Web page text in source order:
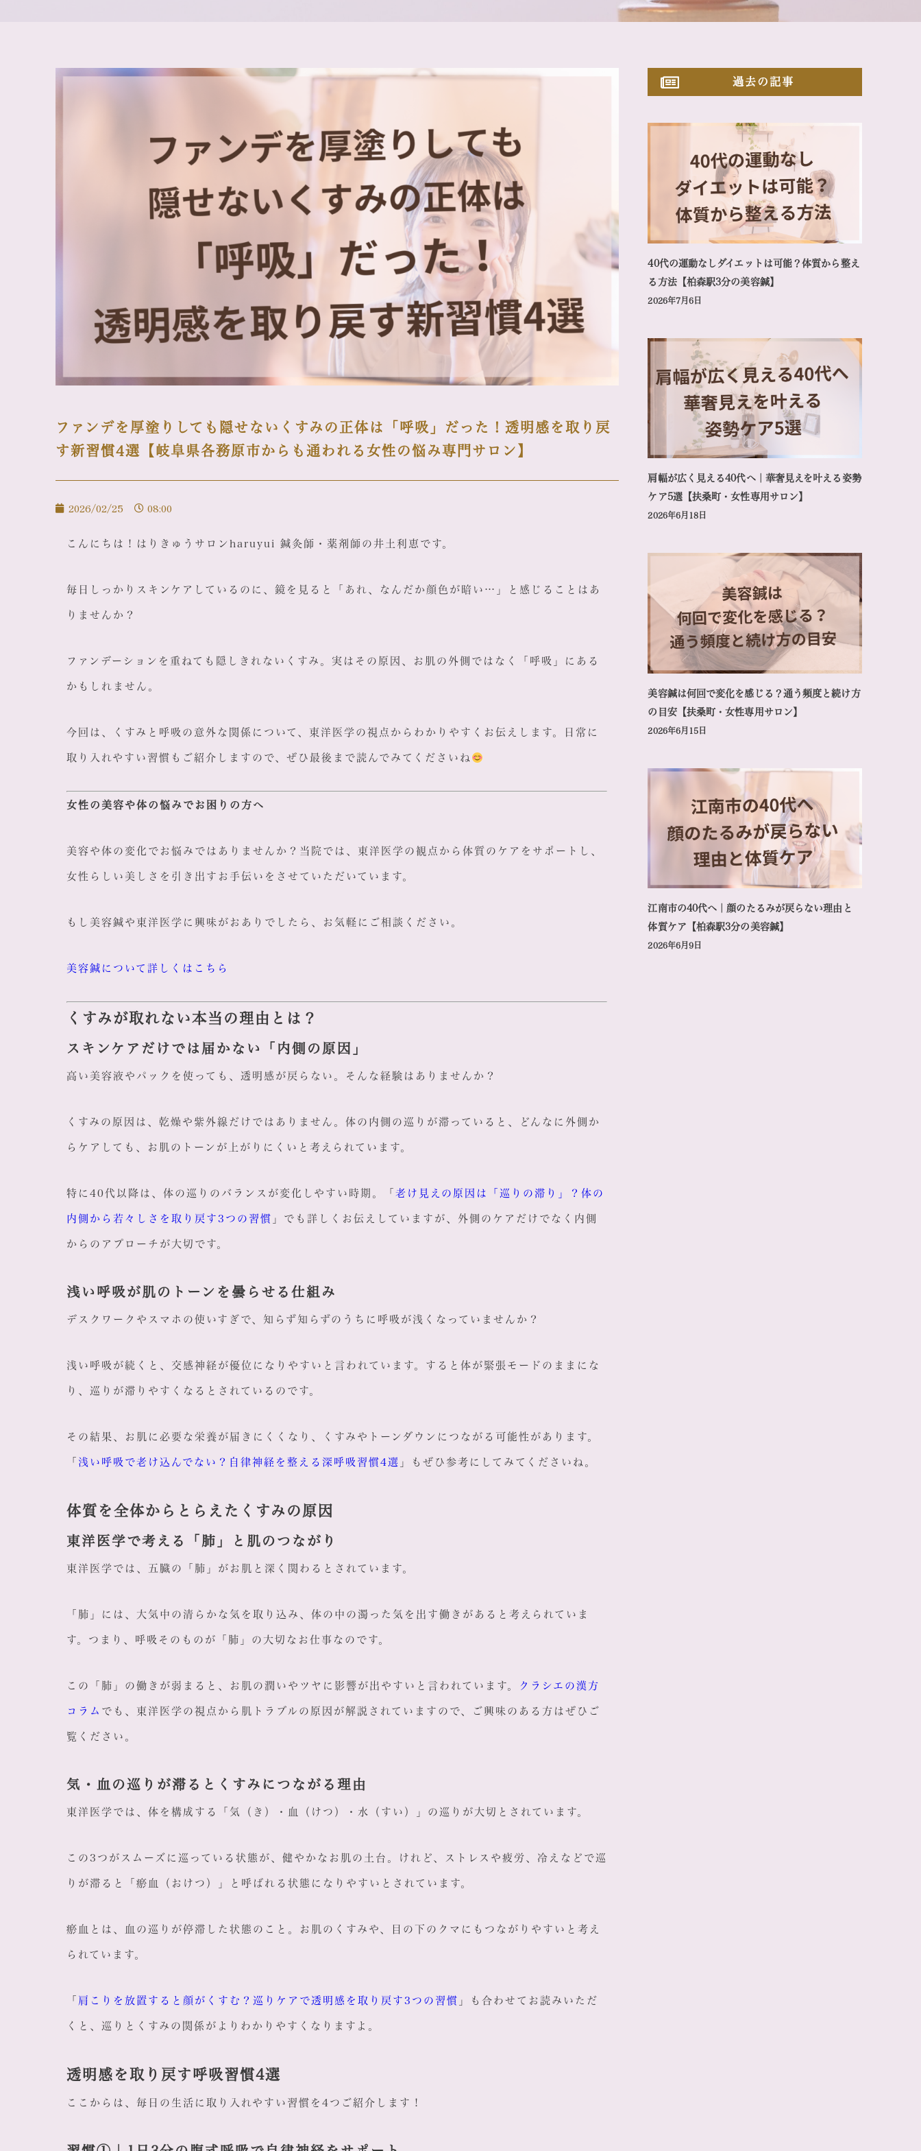
ファンデを厚塗りしても隠せないくすみの正体は「呼吸」だった！透明感を取り戻
す新習慣4選【岐阜県各務原市からも通われる女性の悩み専門サロン】
2026/02/25 08:00
こんにちは！はりきゅうサロンharuyui 鍼灸師・薬剤師の井土利恵です。
毎日しっかりスキンケアしているのに、鏡を見ると「あれ、なんだか顔色が暗い…」と感じることはあ
りませんか？
ファンデーションを重ねても隠しきれないくすみ。実はその原因、お肌の外側ではなく「呼吸」にある
かもしれません。
今回は、くすみと呼吸の意外な関係について、東洋医学の視点からわかりやすくお伝えします。日常に
取り入れやすい習慣もご紹介しますので、ぜひ最後まで読んでみてくださいね
女性の美容や体の悩みでお困りの方へ
美容や体の変化でお悩みではありませんか？当院では、東洋医学の観点から体質のケアをサポートし、
女性らしい美しさを引き出すお手伝いをさせていただいています。
もし美容鍼や東洋医学に興味がおありでしたら、お気軽にご相談ください。
美容鍼について詳しくはこちら
くすみが取れない本当の理由とは？
スキンケアだけでは届かない「内側の原因」
高い美容液やパックを使っても、透明感が戻らない。そんな経験はありませんか？
くすみの原因は、乾燥や紫外線だけではありません。体の内側の巡りが滞っていると、どんなに外側か
らケアしても、お肌のトーンが上がりにくいと考えられています。
特に40代以降は、体の巡りのバランスが変化しやすい時期。「老け見えの原因は「巡りの滞り」？体の
内側から若々しさを取り戻す3つの習慣 」でも詳しくお伝えしていますが、外側のケアだけでなく内側
からのアプローチが大切です。
浅い呼吸が肌のトーンを曇らせる仕組み
デスクワークやスマホの使いすぎで、知らず知らずのうちに呼吸が浅くなっていませんか？
浅い呼吸が続くと、交感神経が優位になりやすいと言われています。すると体が緊張モードのままにな
り、巡りが滞りやすくなるとされているのです。
その結果、お肌に必要な栄養が届きにくくなり、くすみやトーンダウンにつながる可能性があります。
「浅い呼吸で老け込んでない？自律神経を整える深呼吸習慣4選 」もぜひ参考にしてみてくださいね。
体質を全体からとらえたくすみの原因
東洋医学で考える「肺」と肌のつながり
東洋医学では、五臓の「肺」がお肌と深く関わるとされています。
「肺」には、大気中の清らかな気を取り込み、体の中の濁った気を出す働きがあると考えられていま
す。つまり、呼吸そのものが「肺」の大切なお仕事なのです。
この「肺」の働きが弱まると、お肌の潤いやツヤに影響が出やすいと言われています。 クラシエの漢方
コラム でも、東洋医学の視点から肌トラブルの原因が解説されていますので、ご興味のある方はぜひご
覧ください。
気・血の巡りが滞るとくすみにつながる理由
東洋医学では、体を構成する「気（き）・血（けつ）・水（すい）」の巡りが大切とされています。
この3つがスムーズに巡っている状態が、健やかなお肌の土台。けれど、ストレスや疲労、冷えなどで巡
りが滞ると「瘀血（おけつ）」と呼ばれる状態になりやすいとされています。
瘀血とは、血の巡りが停滞した状態のこと。お肌のくすみや、目の下のクマにもつながりやすいと考え
られています。
「 肩こりを放置すると顔がくすむ？巡りケアで透明感を取り戻す3つの習慣 」も合わせてお読みいただ
くと、巡りとくすみの関係がよりわかりやすくなりますよ。
透明感を取り戻す呼吸習慣4選
ここからは、毎日の生活に取り入れやすい習慣を4つご紹介します！
過去の記事
40代の運動なしダイエットは可能？体質から整え
る方法【柏森駅3分の美容鍼】
2026年7月6日
肩幅が広く見える40代へ｜華奢見えを叶える姿勢
ケア5選【扶桑町・女性専用サロン】
2026年6月18日
美容鍼は何回で変化を感じる？通う頻度と続け方
の目安【扶桑町・女性専用サロン】
2026年6月15日
江南市の40代へ｜顔のたるみが戻らない理由と
体質ケア【柏森駅3分の美容鍼】
2026年6月9日